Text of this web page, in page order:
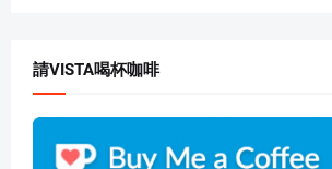
請VISTA喝杯咖啡